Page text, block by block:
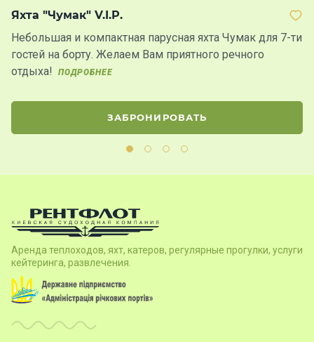
Яхта "Чумак" V.I.P.
Небольшая и компактная парусная яхта Чумак для 7-ти
гостей на борту. Желаем Вам приятного речного
отдыха!
ПОДРОБНЕЕ
ЗАБРОНИРОВАТЬ
Аренда теплоходов, яхт, катеров, регулярные прогулки, услуги
кейтеринга, развлечения.